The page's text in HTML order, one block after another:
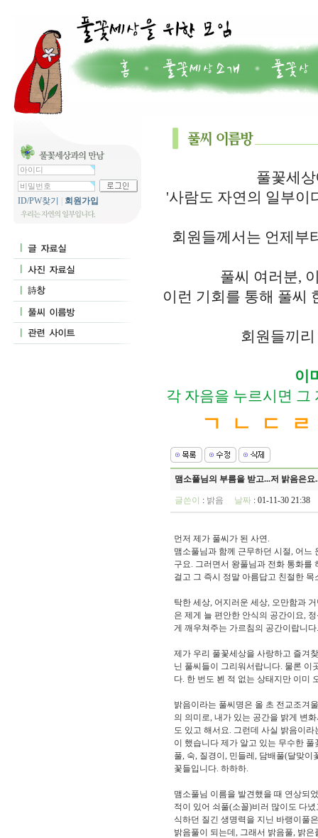
ID/PW찾기 회원가입
풀꽃세
'사람도 자연의 일부이
회원들께서는 언제부
풀씨 여러분,
이런 기회를 통해 풀씨
회원들끼
이
각 자음을 누르시면 그
ㄱ ㄴ ㄷ ㄹ
맴소풀님의 부름을 받고...저 밝음은요
글쓴이 : 밝음 날짜: 01-11-30
먼저 제가 풀씨가 된 사연.
맴소풀님과 함께 근무하던 시절, 어느
구요. 그러면서 왕풀님과 전화 통화를
걸고 그 즉시 정말 아름답고 친절한
탁한 세상, 어지러운 세상, 오만함과
은 제게 늘 편안한 안식의 공간이요,
게 깨우쳐주는 가르침의 공간이랍니
제가 우리 풀꽃세상을 사랑하고 즐겨
닌 풀씨들이 그리워서랍니다. 물론 이
다. 한 번도 뵌 적 없는 상태지만 이미
밝음이라는 풀씨명은 올 초 전교조겨
의 의미로, 내가 있는 공간을 밝게 변
도 있고 해서요. 그런데 사실 밝음이
이 했습니다 제가 알고 있는 무수한
풀, 숙, 질경이, 민들레, 담배풀(달맞
꽃들입니다. 하하하.
맴소풀님 이름을 발견했을 때 연상되
적이 있어 쇠풀(소꼴)비러 많이도 다
식하던 질긴 생명력을 지닌 바랭이풀
밝음풀이 되는데, 그래서 밝음풀, 밝